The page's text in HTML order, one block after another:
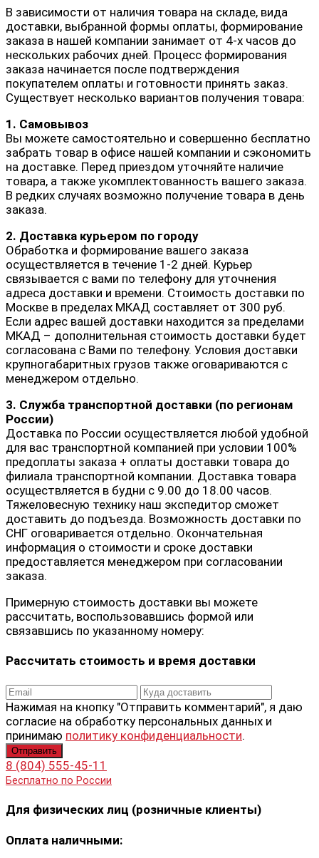
В зависимости от наличия товара на складе, вида
доставки, выбранной формы оплаты, формирование
заказа в нашей компании занимает от 4-х часов до
нескольких рабочих дней. Процесс формирования
заказа начинается после подтверждения
покупателем оплаты и готовности принять заказ.
Существует несколько вариантов получения товара:
1. Самовывоз
Вы можете самостоятельно и совершенно бесплатно
забрать товар в офисе нашей компании и сэкономить
на доставке. Перед приездом уточняйте наличие
товара, а также укомплектованность вашего заказа.
В редких случаях возможно получение товара в день
заказа.
2. Доставка курьером по городу
Обработка и формирование вашего заказа
осуществляется в течение 1-2 дней. Курьер
связывается с вами по телефону для уточнения
адреса доставки и времени. Стоимость доставки по
Москве в пределах МКАД составляет от 300 руб.
Если адрес вашей доставки находится за пределами
МКАД – дополнительная стоимость доставки будет
согласована с Вами по телефону. Условия доставки
крупногабаритных грузов также оговариваются с
менеджером отдельно.
3. Служба транспортной доставки (по регионам
России)
Доставка по России осуществляется любой удобной
для вас транспортной компанией при условии 100%
предоплаты заказа + оплаты доставки товара до
филиала транспортной компании. Доставка товара
осуществляется в будни с 9.00 до 18.00 часов.
Тяжеловесную технику наш экспедитор сможет
доставить до подъезда. Возможность доставки по
СНГ оговаривается отдельно. Окончательная
информация о стоимости и сроке доставки
предоставляется менеджером при согласовании
заказа.
Примерную стоимость доставки вы можете
рассчитать, воспользовавшись формой или
связавшись по указанному номеру:
Рассчитать стоимость и время доставки
Нажимая на кнопку "Отправить комментарий", я даю
согласие на обработку персональных данных и
принимаю политику конфиденциальности.
8 (804) 555-45-11
Бесплатно по России
Для физических лиц (розничные клиенты)
Оплата наличными: